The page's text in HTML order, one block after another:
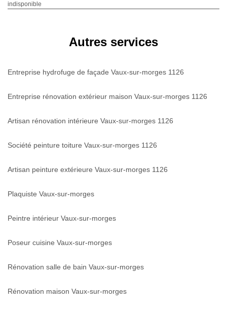
indisponible
Autres services
Entreprise hydrofuge de façade Vaux-sur-morges 1126
Entreprise rénovation extérieur maison Vaux-sur-morges 1126
Artisan rénovation intérieure Vaux-sur-morges 1126
Société peinture toiture Vaux-sur-morges 1126
Artisan peinture extérieure Vaux-sur-morges 1126
Plaquiste Vaux-sur-morges
Peintre intérieur Vaux-sur-morges
Poseur cuisine Vaux-sur-morges
Rénovation salle de bain Vaux-sur-morges
Rénovation maison Vaux-sur-morges